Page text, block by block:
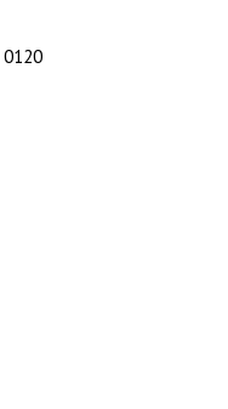
0120